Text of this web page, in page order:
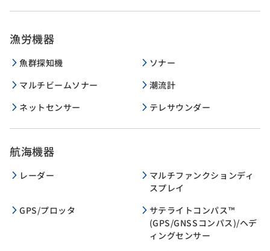
漁労機器
魚群探知機
ソナー
マルチビームソナー
潮流計
ネットセンサー
テレサウンダー
航海機器
レーダー
マルチファンクションディ
スプレイ
GPS/プロッタ
サテライトコンパス™
(GPS/GNSSコンパス)/ヘデ
ィングセンサー